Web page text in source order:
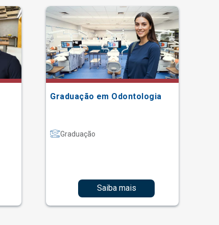
Graduação em Odontologia
Graduação
Saiba mais